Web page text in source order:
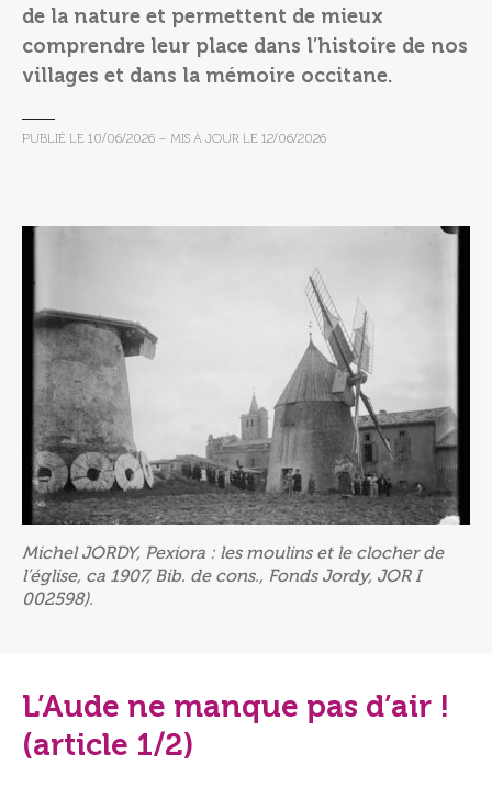
de la nature et permettent de mieux
comprendre leur place dans l’histoire de nos
villages et dans la mémoire occitane.
PUBLIÉ LE 10/06/2026 – MIS À JOUR LE 12/06/2026
Michel JORDY, Pexiora : les moulins et le clocher de
l’église, ca 1907, Bib. de cons., Fonds Jordy, JOR I
002598).
L’Aude ne manque pas d’air !
(article 1/2)